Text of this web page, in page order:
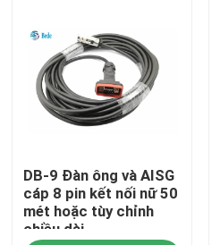
Nhà
Sản phẩm
DB-9 Đàn ông và AISG
cáp 8 pin kết nối nữ 50
mét hoặc tùy chỉnh
chiều dài